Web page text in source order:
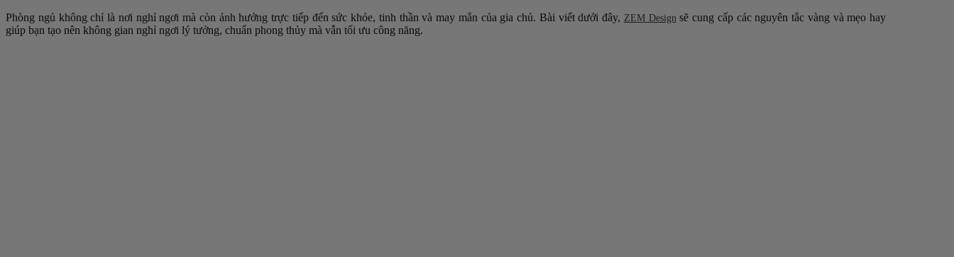
Phòng ngủ không chỉ là nơi nghỉ ngơi mà còn ảnh hưởng trực tiếp đến sức khỏe, tinh thần và may mắn của gia chủ. Bài viết dưới đây, ZEM Design sẽ cung cấp các nguyên tắc vàng và mẹo hay
giúp bạn tạo nên không gian nghỉ ngơi lý tưởng, chuẩn phong thủy mà vẫn tối ưu công năng.